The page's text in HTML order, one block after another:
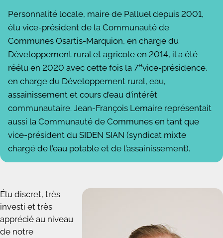
Personnalité locale, maire de Palluel depuis 2001,
élu vice-président de la Communauté de
Communes Osartis-Marquion, en charge du
Développement rural et agricole en 2014, il a été
réélu en 2020 avec cette fois la 7evice-présidence,
en charge du Développement rural, eau,
assainissement et cours d’eau d’intérêt
communautaire. Jean-François Lemaire représentait
aussi la Communauté de Communes en tant que
vice-président du SIDEN SIAN (syndicat mixte
chargé de l’eau potable et de l’assainissement).
Élu discret, très
investi et très
apprécié au niveau
de notre